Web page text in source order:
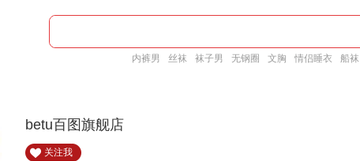
内裤男 丝袜 袜子男 无钢圈 文胸 情侣睡衣 船袜
betu百图旗舰店
关注我